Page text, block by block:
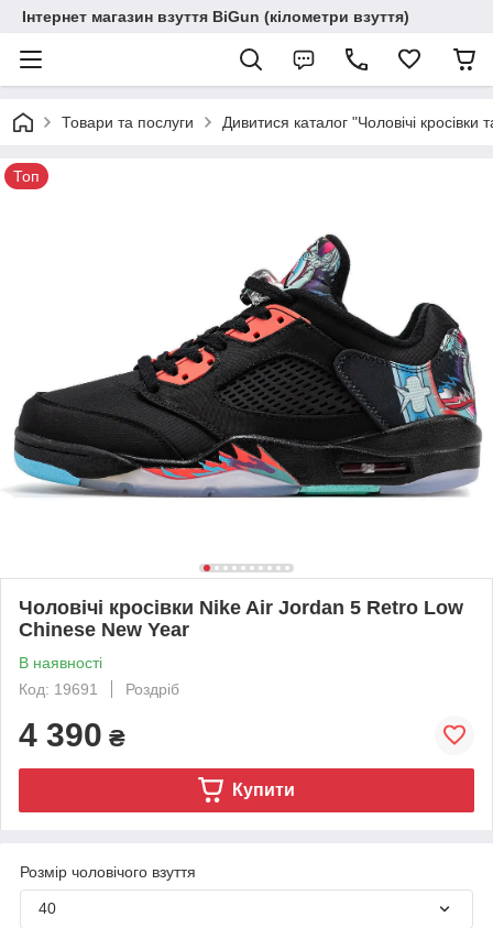
Інтернет магазин взуття BiGun (кілометри взуття)
Товари та послуги Дивитися каталог "Чоловічі кросівки
Топ
Чоловічі кросівки Nike Air Jordan 5 Retro Low
Chinese New Year
В наявності
Код: 19691
Роздріб
4 390 ₴
Купити
Розмір чоловічого взуття
40